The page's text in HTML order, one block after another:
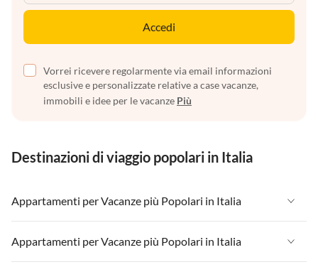
Accedi
Vorrei ricevere regolarmente via email informazioni
esclusive e personalizzate relative a case vacanze,
immobili e idee per le vacanze Più
Destinazioni di viaggio popolari in Italia
Appartamenti per Vacanze più Popolari in Italia
Appartamenti per Vacanze in Italia
Appartamenti per Vacanze in Liguria
Appartamenti per Vacanze più Popolari in Italia